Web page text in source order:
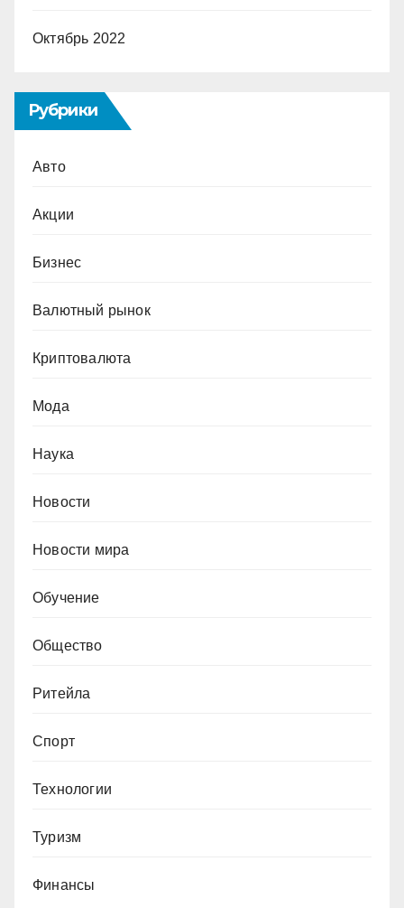
Октябрь 2022
Рубрики
Авто
Акции
Бизнес
Валютный рынок
Криптовалюта
Мода
Наука
Новости
Новости мира
Обучение
Общество
Ритейла
Спорт
Технологии
Туризм
Финансы